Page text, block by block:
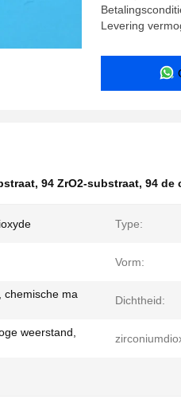
Levering
, 94 ZrO2-substraat, 94 de
Type:
Vorm:
chemische ma
Dichtheid:
weerstand,